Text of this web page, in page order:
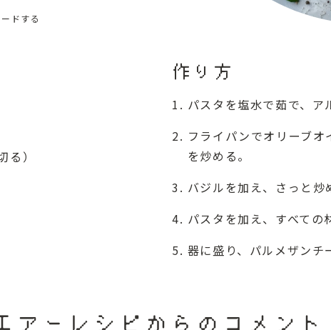
ドする
）
作り方
パスタを塩水で茹で、ア
フライパンでオリーブ
を炒める。
バジルを加え、さっと炒
パスタを加え、すべての
器に盛り、パルメザンチ
アーレシピからのコメント